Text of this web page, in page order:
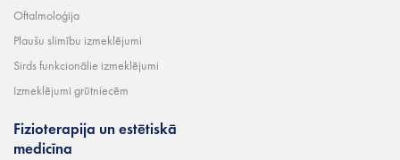
Oftalmoloģija
Plaušu slimību izmeklējumi
Sirds funkcionālie izmeklējumi
Izmeklējumi grūtniecēm
Fizioterapija un estētiskā
medicīna